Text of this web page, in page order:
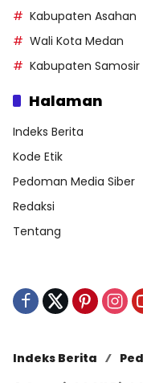
Kabupaten Asahan
Wali Kota Medan
Kabupaten Samosir
Halaman
Indeks Berita
Kode Etik
Pedoman Media Siber
Redaksi
Tentang
Indeks Berita